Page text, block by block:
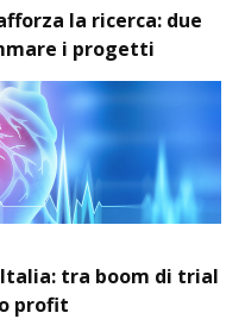
la ricerca: due
i progetti
tra boom di trial
profit